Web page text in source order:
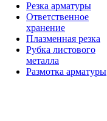
Резка арматуры
Ответственное
хранение
Плазменная резка
Рубка листового
металла
Размотка арматуры